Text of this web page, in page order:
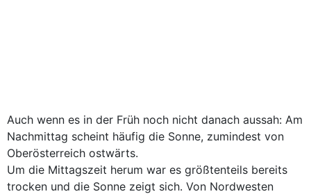
Auch wenn es in der Früh noch nicht danach aussah: Am
Nachmittag scheint häufig die Sonne, zumindest von
Oberösterreich ostwärts.
Um die Mittagszeit herum war es größtenteils bereits
trocken und die Sonne zeigt sich. Von Nordwesten